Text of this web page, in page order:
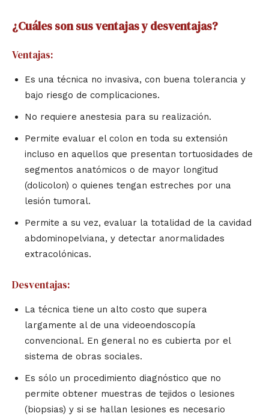
¿Cuáles son sus ventajas y desventajas?
Ventajas:
Es una técnica no invasiva, con buena tolerancia y
bajo riesgo de complicaciones.
No requiere anestesia para su realización.
Permite evaluar el colon en toda su extensión
incluso en aquellos que presentan tortuosidades de
segmentos anatómicos o de mayor longitud
(dolicolon) o quienes tengan estreches por una
lesión tumoral.
Permite a su vez, evaluar la totalidad de la cavidad
abdominopelviana, y detectar anormalidades
extracolónicas.
Desventajas:
La técnica tiene un alto costo que supera
largamente al de una videoendoscopía
convencional. En general no es cubierta por el
sistema de obras sociales.
Es sólo un procedimiento diagnóstico que no
permite obtener muestras de tejidos o lesiones
(biopsias) y si se hallan lesiones es necesario